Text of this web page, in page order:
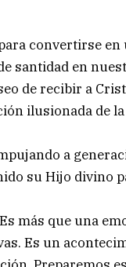
convertirse
santidad en
de recibir a
ilusionada de
a
su Hijo divino
más que una
Es un